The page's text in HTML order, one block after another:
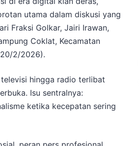
utama dalam diskusi yang
Fraksi Golkar, Jairi Irawan,
Coklat, Kecamatan
2/2026).
hingga radio terlibat
Isu sentralnya:
ketika kecepatan sering